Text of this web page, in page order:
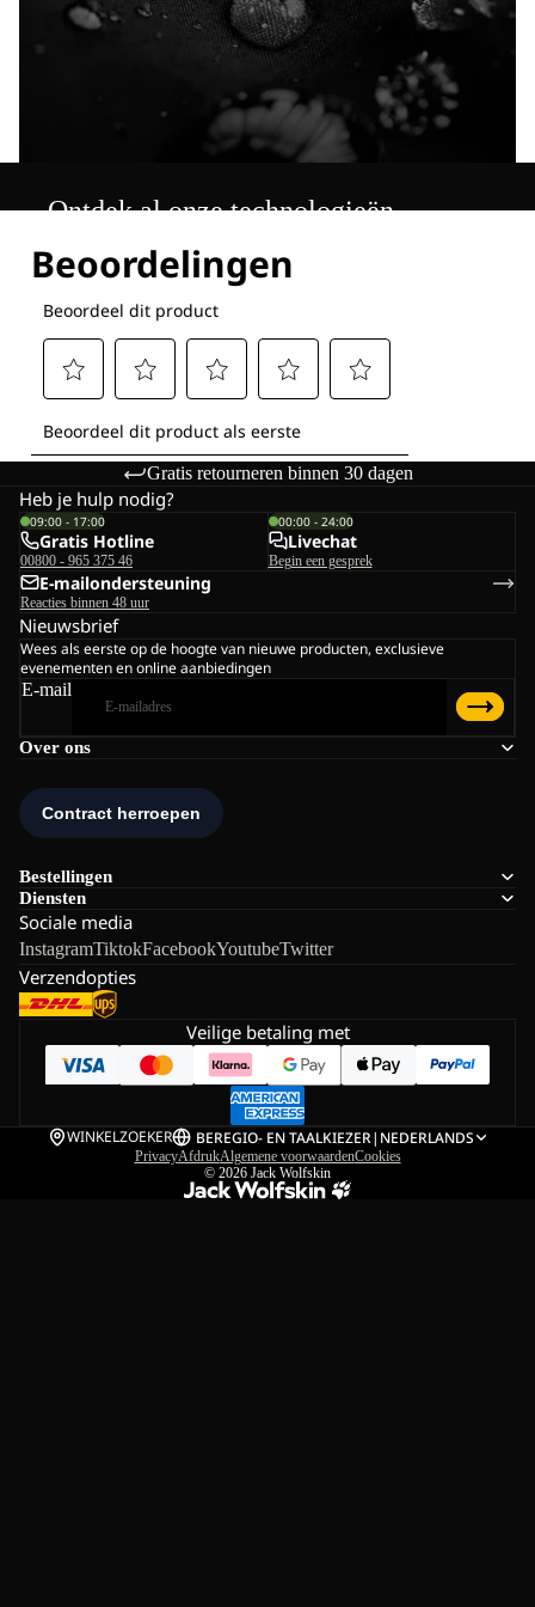
Ontdek al onze technologieën
Gratis retourneren binnen 30 dagen
Over ons
Bestellingen
Diensten
Sociale media
InstagramTiktokFacebookYoutubeTwitter
Verzendopties
Heb je hulp nodig?
09:00 - 17:00
Gratis Hotline
00800 - 965 375 46
00:00 - 24:00
Livechat
Begin een gesprek
E-mailondersteuning
Reacties binnen 48 uur
Nieuwsbrief
Wees als eerste op de hoogte van nieuwe producten, exclusieve
evenementen en online aanbiedingen
E-mail
Veilige betaling met
WINKELZOEKER BEREGIO- EN TAALKIEZER| NEDERLANDS
PrivacyAfdrukAlgemene voorwaardenCookies
© 2026 Jack Wolfskin